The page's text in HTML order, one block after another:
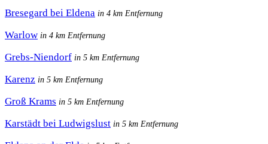
Bresegard bei Eldena in 4 km Entfernung
Warlow in 4 km Entfernung
Grebs-Niendorf in 5 km Entfernung
Karenz in 5 km Entfernung
Groß Krams in 5 km Entfernung
Karstädt bei Ludwigslust in 5 km Entfernung